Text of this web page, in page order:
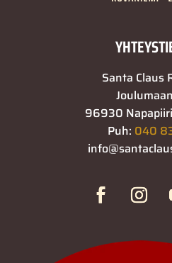
Santa Claus
96930
Puh: 040